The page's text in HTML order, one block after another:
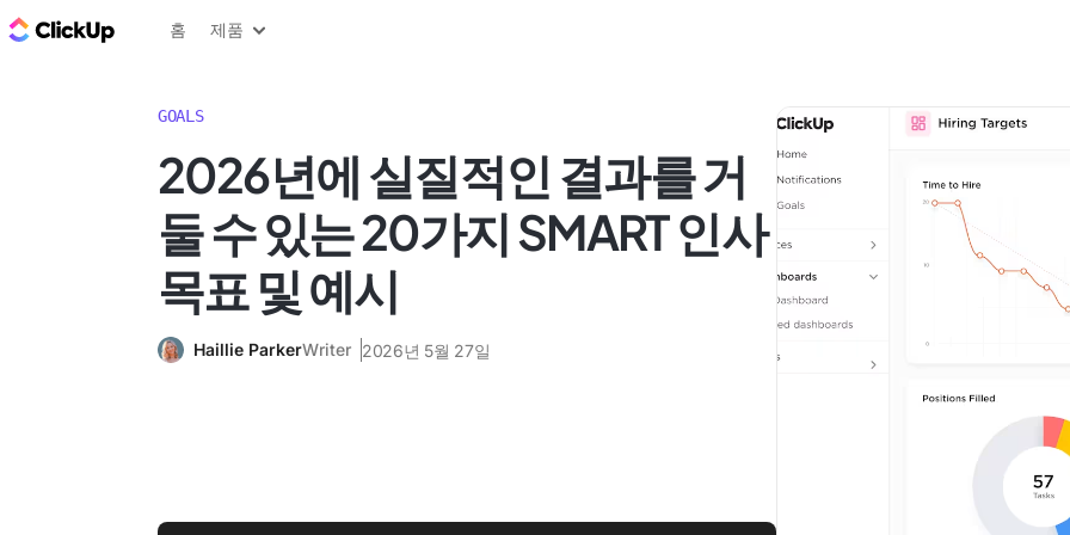
ClickUp 블로그
홈 제품
GOALS
2026년에 실질적인 결과를 거
둘 수 있는 20가지 SMART 인사
목표 및 예시
Haillie ParkerWriter 2026년 5월 27일